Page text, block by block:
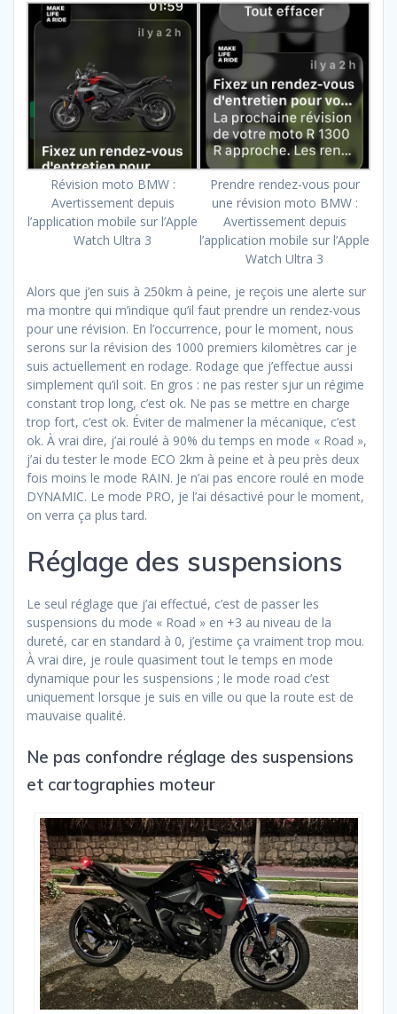
Révision moto BMW :
Avertissement depuis
l’application mobile sur l’Apple
Watch Ultra 3
Prendre rendez-vous pour
une révision moto BMW :
Avertissement depuis
l’application mobile sur l’Apple
Watch Ultra 3
Alors que j’en suis à 250km à peine, je reçois une alerte sur
ma montre qui m’indique qu’il faut prendre un rendez-vous
pour une révision. En l’occurrence, pour le moment, nous
serons sur la révision des 1000 premiers kilomètres car je
suis actuellement en rodage. Rodage que j’effectue aussi
simplement qu’il soit. En gros : ne pas rester sjur un régime
constant trop long, c’est ok. Ne pas se mettre en charge
trop fort, c’est ok. Éviter de malmener la mécanique, c’est
ok. À vrai dire, j’ai roulé à 90% du temps en mode « Road »,
j’ai du tester le mode ECO 2km à peine et à peu près deux
fois moins le mode RAIN. Je n’ai pas encore roulé en mode
DYNAMIC. Le mode PRO, je l’ai désactivé pour le moment,
on verra ça plus tard.
Réglage des suspensions
Le seul réglage que j’ai effectué, c’est de passer les
suspensions du mode « Road » en +3 au niveau de la
dureté, car en standard à 0, j’estime ça vraiment trop mou.
À vrai dire, je roule quasiment tout le temps en mode
dynamique pour les suspensions ; le mode road c’est
uniquement lorsque je suis en ville ou que la route est de
mauvaise qualité.
Ne pas confondre réglage des suspensions
et cartographies moteur